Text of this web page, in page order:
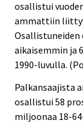
osallistui
ammattiin
Osallistuneiden
aikaisemmin ja
1990-luvulla.
Palkansaajista
osallistui 58
miljoonaa 18-